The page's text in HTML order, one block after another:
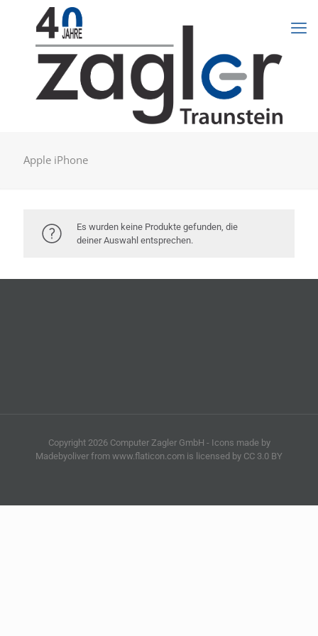
Apple iPhone
Es wurden keine Produkte gefunden, die
deiner Auswahl entsprechen.
Copyright 2026 Computer Zagler GmbH - Icons made by
Madebyoliver from www.flaticon.com is licensed by CC 3.0 BY